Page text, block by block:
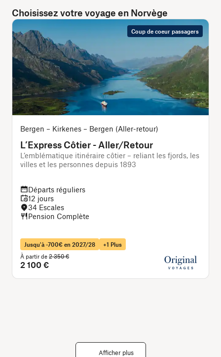
Choisissez votre voyage en Norvège
Coup de coeur passagers
Bergen – Kirkenes – Bergen (Aller-retour)
L’Express Côtier - Aller/Retour
L’emblématique itinéraire côtier – reliant les fjords, les
villes et les personnes depuis 1893
Départs réguliers
12 jours
34 Escales
Pension Complète
Jusqu'à -700€ en 2027/28
+1 Plus
À partir de 2 350 €
2 100 €
Afficher plus